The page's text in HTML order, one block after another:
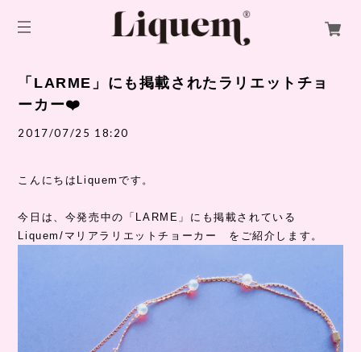
「LARME」にも掲載されたラリエットチョ
ーカー❤️
2017/07/25 18:20
こんにちはLiquemです。
今日は、今発売中の「LARME」にも掲載されている
Liquem/マリアラリエットチョーカー をご紹介します。